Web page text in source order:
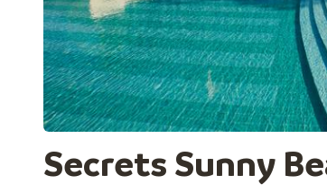
Secrets Sunny